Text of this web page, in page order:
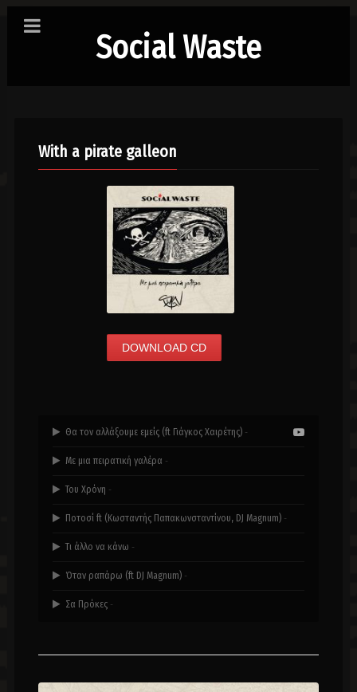
Social Waste
With a pirate galleon
DOWNLOAD CD
Θα τον αλλάξουμε εμείς (ft Γιάγκος Χαιρέτης)-
Με μια πειρατική γαλέρα -
Του Χρόνη -
Ποτοσί ft (Κωσταντής Παπακωνσταντίνου, DJ Magnum)-
Τι άλλο να κάνω -
Όταν ραπάρω (ft DJ Magnum)-
Σα Πρόκες-